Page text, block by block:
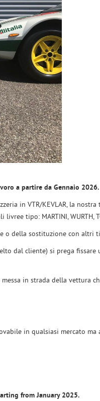
a partire da Gennaio 2026.
in VTR/KEVLAR, la
tipo: MARTINI, WURTH,
o della sostituzione con altri
dal cliente) si prega
in strada della vettura
in qualsiasi mercato
from January 2025.